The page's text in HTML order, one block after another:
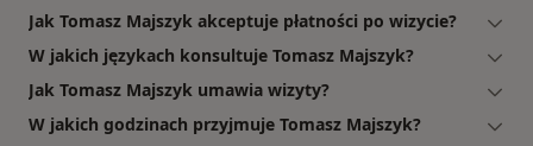
Jak Tomasz Majszyk akceptuje płatności po wizycie?
W jakich językach konsultuje Tomasz Majszyk?
Jak Tomasz Majszyk umawia wizyty?
W jakich godzinach przyjmuje Tomasz Majszyk?